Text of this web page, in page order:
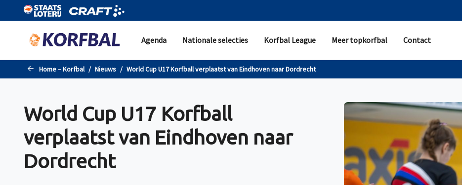
Naar de hoofdinhoud gaan
Agenda Nationale selecties Korfbal League Meer topkorfbal Contact
Home – Korfbal Nieuws World Cup U17 Korfball verplaatst van Eindhoven naar Dordrecht
World Cup U17 Korfball
verplaatst van Eindhoven naar
Dordrecht